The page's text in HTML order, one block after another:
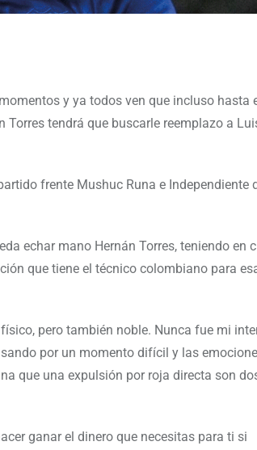
y ya todos ven que incluso hasta
Torres tendrá que buscarle reemplazo a
frente Mushuc Runa e Independiente
echar mano Hernán Torres, teniendo en
que tiene el técnico colombiano para
pero también noble. Nunca fue mi
por un momento difícil y las
que una expulsión por roja directa son
ganar el dinero que necesitas para ti si